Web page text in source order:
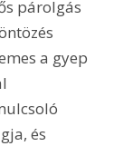
a gyep
és